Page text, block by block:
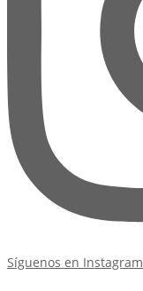
Síguenos en Instagram